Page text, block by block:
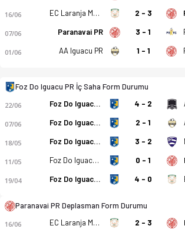
Brezilya - Paranaense, 2. Divisao Yarı
16/06 EC Laranja Mecanica PR 2 - 3
07/06 Paranavai PR 3 - 1
01/06 AA Iguacu PR 1 - 1
Foz Do Iguacu PR İç Saha Form Durumu
22/06 Foz Do Iguacu PR 4 - 2
07/06 Foz Do Iguacu PR 2 - 1
18/05 Foz Do Iguacu PR 3 - 2
11/05 Foz Do Iguacu PR 0 - 1
19/04 Foz Do Iguacu PR 4 - 0
Paranavai PR Deplasman Form Durumu
16/06 EC Laranja Mecanica PR 2 - 3